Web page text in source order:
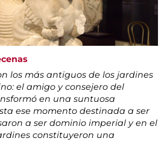
los más antiguos de los jardines
el amigo y consejero del
en una suntuosa
ese momento destinada a ser
a ser dominio imperial y en el
constituyeron una